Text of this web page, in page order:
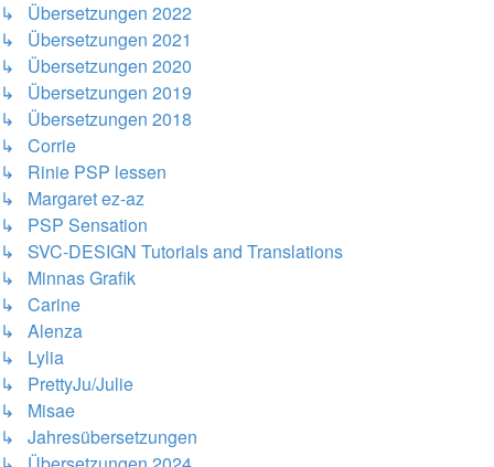
↳ Übersetzungen 2022
↳ Übersetzungen 2021
↳ Übersetzungen 2020
↳ Übersetzungen 2019
↳ Übersetzungen 2018
↳ Corrie
↳ Rinie PSP lessen
↳ Margaret ez-az
↳ PSP Sensation
↳ SVC-DESIGN Tutorials and Translations
↳ Minnas Grafik
↳ Carine
↳ Alenza
↳ Lylia
↳ PrettyJu/Julie
↳ Misae
↳ Jahresübersetzungen